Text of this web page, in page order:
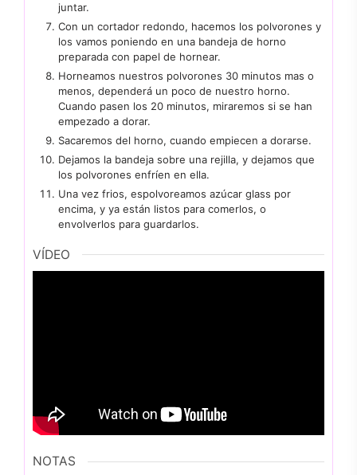
juntar.
Con un cortador redondo, hacemos los polvorones y
los vamos poniendo en una bandeja de horno
preparada con papel de hornear.
Horneamos nuestros polvorones 30 minutos mas o
menos, dependerá un poco de nuestro horno.
Cuando pasen los 20 minutos, miraremos si se han
empezado a dorar.
Sacaremos del horno, cuando empiecen a dorarse.
Dejamos la bandeja sobre una rejilla, y dejamos que
los polvorones enfríen en ella.
Una vez frios, espolvoreamos azúcar glass por
encima, y ya están listos para comerlos, o
envolverlos para guardarlos.
VÍDEO
NOTAS